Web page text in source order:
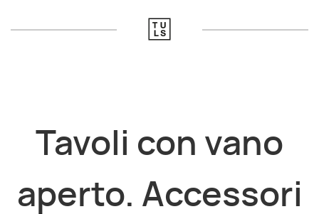
Tavoli con vano
aperto. Accessori